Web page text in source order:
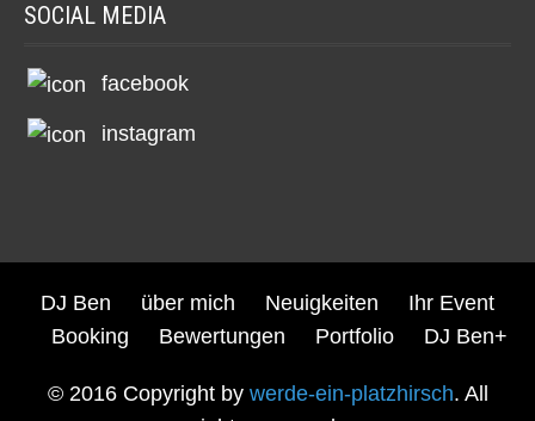
SOCIAL MEDIA
facebook
instagram
DJ Ben über mich Neuigkeiten
Ihr Event
Booking
Bewertungen Portfolio DJ Ben+
© 2016 Copyright by werde-ein-platzhirsch. All